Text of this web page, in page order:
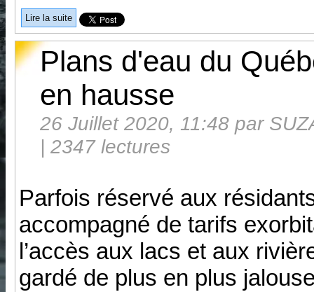
Lire la suite
Plans d'eau du
en hausse
26 Juillet 2020, 11:48 par
| 2347 lectures
Parfois réservé aux
accompagné de tarifs
l’accès aux lacs et aux
gardé de plus en plus